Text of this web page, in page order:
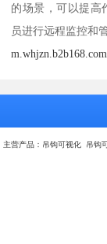
的场景，可以提高
员进行远程监控和管
m.whjzn.b2b168.com
主营产品：吊钩可视化 吊钩